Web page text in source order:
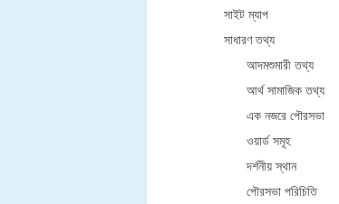
সাইট ম্যাপ
সাধারণ তথ্য
আদমশুমারী তথ্য
আর্থ সামাজিক তথ্য
এক নজরে পৌরসভা
ওয়ার্ড সমূহ
দর্শনীয় স্থান
পৌরসভা পরিচিতি